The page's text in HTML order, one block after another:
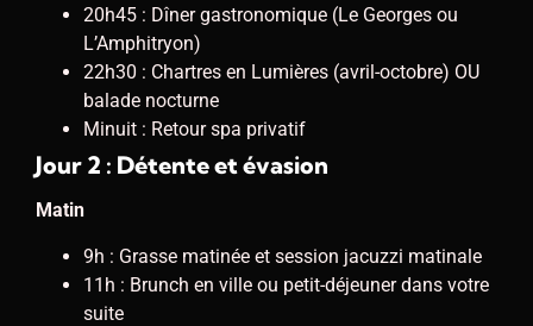
20h45 : Dîner gastronomique (Le Georges ou
L’Amphitryon)
22h30 : Chartres en Lumières (avril-octobre) OU
balade nocturne
Minuit : Retour spa privatif
Jour 2 : Détente et évasion
Matin
9h : Grasse matinée et session jacuzzi matinale
11h : Brunch en ville ou petit-déjeuner dans votre
suite